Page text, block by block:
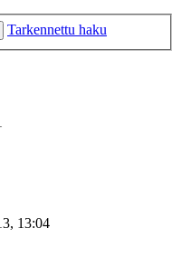
Tarkennettu haku
13:04